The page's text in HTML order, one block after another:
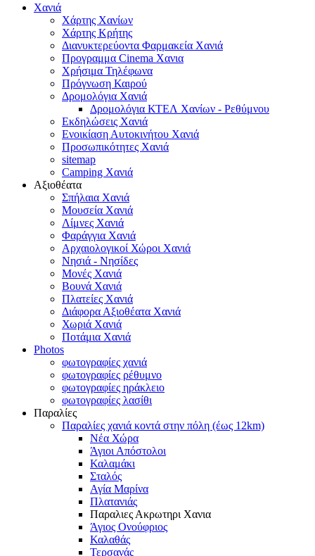
Χανιά
Χάρτης Χανίων
Χάρτης Κρήτης
Διανυκτερεύοντα Φαρμακεία Χανιά
Προγραμμα Cinema Χανια
Χρήσιμα Τηλέφωνα
Πρόγνωση Καιρού
Δρομολόγια Χανιά
Δρομολόγια ΚΤΕΛ Χανίων - Ρεθύμνου
Εκδηλώσεις Χανιά
Ενοικίαση Αυτοκινήτου Χανιά
Προσωπικότητες Χανιά
sitemap
Camping Χανιά
Αξιοθέατα
Σπήλαια Χανιά
Μουσεία Χανιά
Λίμνες Χανιά
Φαράγγια Χανιά
Αρχαιολογικοί Χώροι Χανιά
Νησιά - Νησίδες
Μονές Χανιά
Βουνά Χανιά
Πλατείες Χανιά
Διάφορα Αξιοθέατα Χανιά
Χωριά Χανιά
Ποτάμια Χανιά
Photos
φωτογραφίες χανιά
φωτογραφίες ρέθυμνο
φωτογραφίες ηράκλειο
φωτογραφίες λασίθι
Παραλίες
Παραλίες χανιά κοντά στην πόλη (έως 12km)
Νέα Χώρα
Άγιοι Απόστολοι
Καλαμάκι
Σταλός
Αγία Μαρίνα
Πλατανιάς
Παραλιες Ακρωτηρι Χανια
Άγιος Ονούφριος
Καλαθάς
Τερσανάς